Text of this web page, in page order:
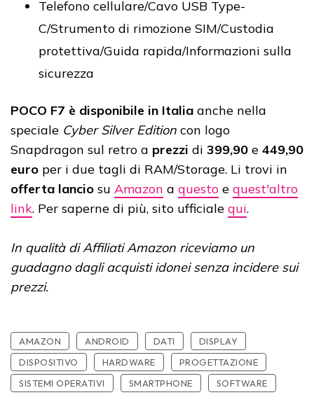
Telefono cellulare/Cavo USB Type-
C/Strumento di rimozione SIM/Custodia
protettiva/Guida rapida/Informazioni sulla
sicurezza
POCO F7 è disponibile in Italia anche nella
speciale Cyber Silver Edition con logo
Snapdragon sul retro a prezzi di 399,90 e 449,90
euro per i due tagli di RAM/Storage. Li trovi in
offerta lancio su Amazon a questo e quest'altro
link. Per saperne di più, sito ufficiale qui.
In qualità di Affiliati Amazon riceviamo un
guadagno dagli acquisti idonei senza incidere sui
prezzi.
AMAZON ANDROID DATI
DISPLAY
DISPOSITIVO
HARDWARE
PROGETTAZIONE
SISTEMI OPERATIVI
SMARTPHONE SOFTWARE